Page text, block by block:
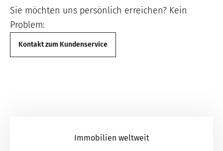
Sie möchten uns persönlich erreichen? Kein
Problem:
Kontakt zum Kundenservice
Immobilien weltweit